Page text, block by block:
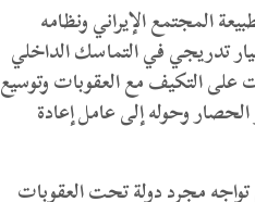
المجتمع الإيراني ونظامه
تدريجي في التماسك الداخلي
على التكيف مع العقوبات وتوسيع
وحوله إلى عامل إعادة
مجرد دولة تحت العقوبات